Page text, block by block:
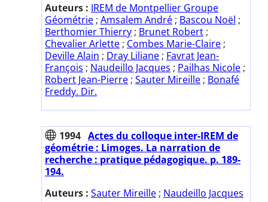
Auteurs : IREM de Montpellier Groupe
Géométrie ; Amsalem André ; Bascou Noël ;
Berthomier Thierry ; Brunet Robert ;
Chevalier Arlette ; Combes Marie-Claire ;
Deville Alain ; Dray Liliane ; Favrat Jean-
François ; Naudeillo Jacques ; Pailhas Nicole ;
Robert Jean-Pierre ; Sauter Mireille ; Bonafé
Freddy. Dir.
1994 Actes du colloque inter-IREM de
géométrie : Limoges. La narration de
recherche : pratique pédagogique. p. 189-
194.
Auteurs : Sauter Mireille ; Naudeillo Jacques